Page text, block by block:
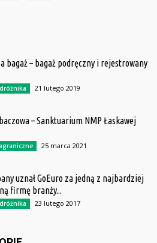
bagaż – bagaż podręczny i rejestrowany
21 lutego 2019
– Sanktuarium NMP Łaskawej
25 marca 2021
uznał GoEuro za jedną z najbardziej
firmę branży...
23 lutego 2017